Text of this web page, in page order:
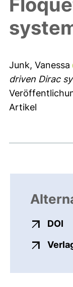
Junk, Vanessa
driven Dirac
Artikel
DOI